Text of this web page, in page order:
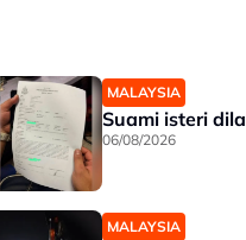
MALAYSIA
Suami isteri
06/08/2026
MALAYSIA